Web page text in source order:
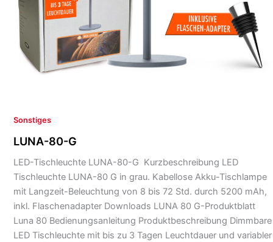
Sonstiges
LUNA-80-G
LED-Tischleuchte LUNA-80-G Kurzbeschreibung LED
Tischleuchte LUNA-80 G in grau. Kabellose Akku-Tischlampe
mit Langzeit-Beleuchtung von 8 bis 72 Std. durch 5200 mAh,
inkl. Flaschenadapter Downloads LUNA 80 G-Produktblatt
Luna 80 Bedienungsanleitung Produktbeschreibung Dimmbare
LED Tischleuchte mit bis zu 3 Tagen Leuchtdauer und variabler